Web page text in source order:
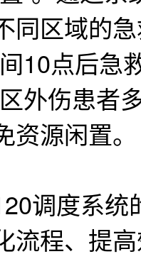
同区域的
10点后急
外伤患者
源闲置。
调度系统
流程、提